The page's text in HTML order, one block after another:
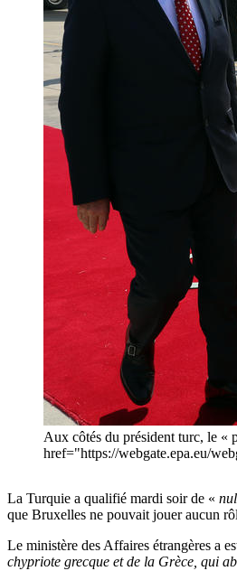
Aux côtés du président turc, le «
href="https://webgate.epa.eu/
La Turquie a qualifié mardi soir de «
que Bruxelles ne pouvait jouer aucun
Le ministère des Affaires étrangères a
chypriote grecque et de la Grèce, qui